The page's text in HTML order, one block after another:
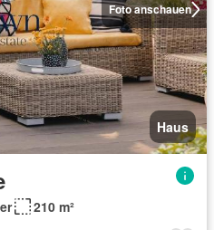
Foto anschauen
Haus
210 m²